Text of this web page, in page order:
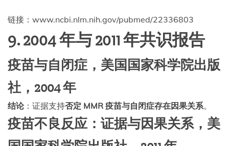
链接：www.ncbi.nlm.nih.gov/pubmed/22336803
9. 2004 年与 2011 年共识报告
疫苗与自闭症，美国国家科学院出版
社，2004 年
结论：证据支持否定 MMR 疫苗与自闭症存在因果关系。
疫苗不良反应：证据与因果关系，美